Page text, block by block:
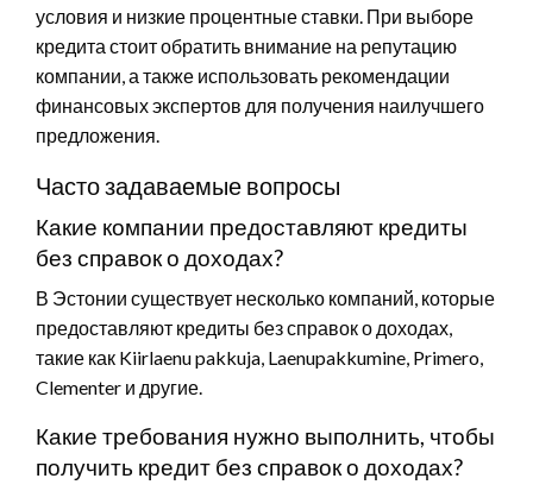
условия и низкие процентные ставки. При выборе
кредита стоит обратить внимание на репутацию
компании, а также использовать рекомендации
финансовых экспертов для получения наилучшего
предложения.
Часто задаваемые вопросы
Какие компании предоставляют кредиты
без справок о доходах?
В Эстонии существует несколько компаний, которые
предоставляют кредиты без справок о доходах,
такие как Kiirlaenu pakkuja, Laenupakkumine, Primero,
Clementer и другие.
Какие требования нужно выполнить, чтобы
получить кредит без справок о доходах?